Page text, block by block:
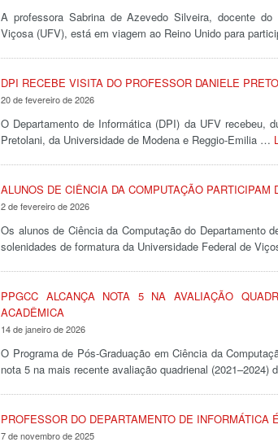
A professora Sabrina de Azevedo Silveira, docente
Viçosa (UFV), está em viagem ao Reino Unido para
DPI RECEBE VISITA DO PROFESSOR DANIELE
20 de fevereiro de 2026
O Departamento de Informática (DPI) da UFV recebeu,
Pretolani, da Universidade de Modena e Reggio-Emilia …
ALUNOS DE CIÊNCIA DA COMPUTAÇÃO
2 de fevereiro de 2026
Os alunos de Ciência da Computação do Departamento
solenidades de formatura da Universidade Federal de
PPGCC ALCANÇA NOTA 5 NA AVALIAÇÃO
ACADÊMICA
14 de janeiro de 2026
O Programa de Pós-Graduação em Ciência da
nota 5 na mais recente avaliação quadrienal
PROFESSOR DO DEPARTAMENTO DE
7 de novembro de 2025